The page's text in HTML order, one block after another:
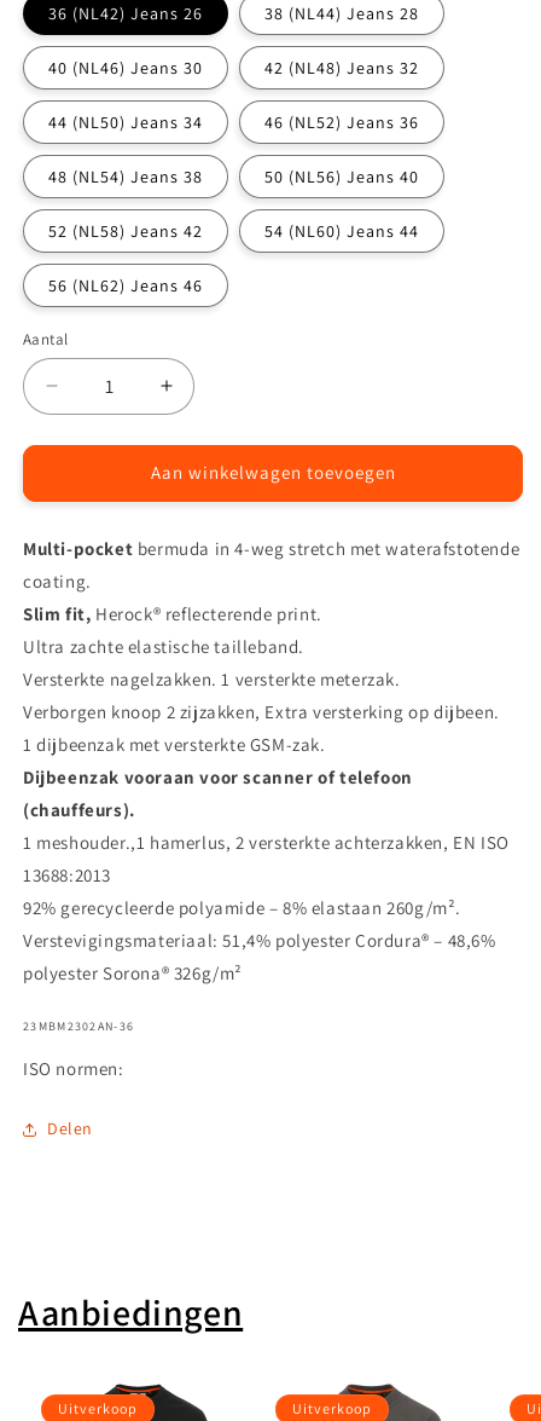
36 (NL42) Jeans 26 38 (NL44) Jeans 28
40 (NL46) Jeans 30 42 (NL48) Jeans 32
44 (NL50) Jeans 34 46 (NL52) Jeans 36
48 (NL54) Jeans 38 50 (NL56) Jeans 40
52 (NL58) Jeans 42 54 (NL60) Jeans 44
56 (NL62) Jeans 46
Aantal
Aantal
Aantal
verlagen
voor
bermuda
Aantal
verhogen
voor
Spoki
bermuda
Aan winkelwagen toevoegen
Multi-pocket bermuda in 4-weg stretch met waterafstotende
coating.
Slim fit, Herock® reflecterende print.
Ultra zachte elastische tailleband.
Versterkte nagelzakken. 1 versterkte meterzak.
Verborgen knoop 2 zijzakken, Extra versterking op dijbeen.
1 dijbeenzak met versterkte GSM-zak.
Dijbeenzak vooraan voor scanner of telefoon
(chauffeurs).
1 meshouder.,1 hamerlus, 2 versterkte achterzakken, EN ISO
13688:2013
92% gerecycleerde polyamide – 8% elastaan 260g/m².
Verstevigingsmateriaal: 51,4% polyester Cordura® – 48,6%
polyester Sorona® 326g/m²
SKU:
23MBM2302AN-36
ISO normen:
Delen
Aanbiedingen
Uitverkoop Uitverkoop